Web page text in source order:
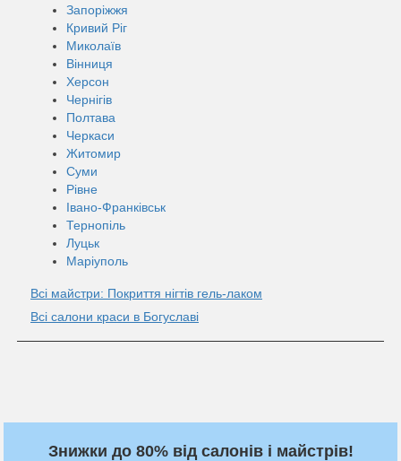
Запоріжжя
Кривий Ріг
Миколаїв
Вінниця
Херсон
Чернігів
Полтава
Черкаси
Житомир
Суми
Рівне
Івано-Франківськ
Тернопіль
Луцьк
Маріуполь
Всі майстри: Покриття нігтів гель-лаком
Всі салони краси в Богуславі
Знижки до 80% від салонів і майстрів!